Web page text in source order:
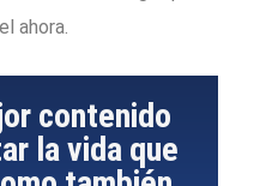
ahora.
contenido
la vida que